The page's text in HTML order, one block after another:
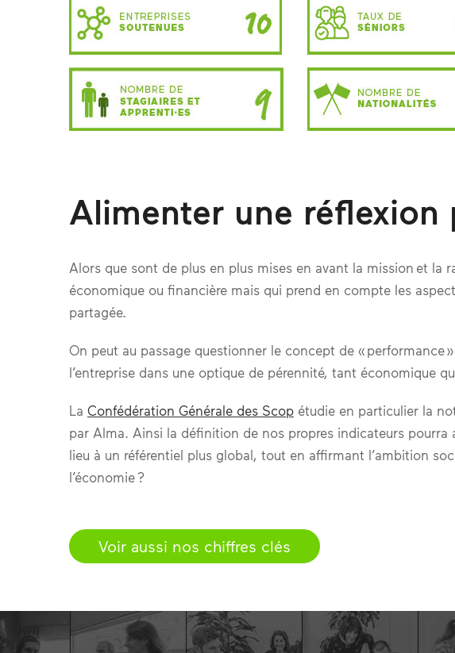
Alimenter une réflexion
Alors que sont de plus en plus mises en avant la mission et la
économique ou financière mais qui prend en compte les
partagée.
On peut au passage questionner le concept de « performance
l’entreprise dans une optique de pérennité, tant économique
La Confédération Générale des Scop étudie en particulier la
par Alma. Ainsi la définition de nos propres indicateurs
lieu à un référentiel plus global, tout en affirmant l’ambition
l’économie ?
Voir aussi nos chiffres clés